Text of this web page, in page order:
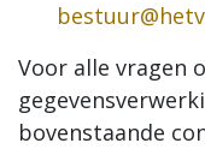
Voor alle vragen
bovenstaande